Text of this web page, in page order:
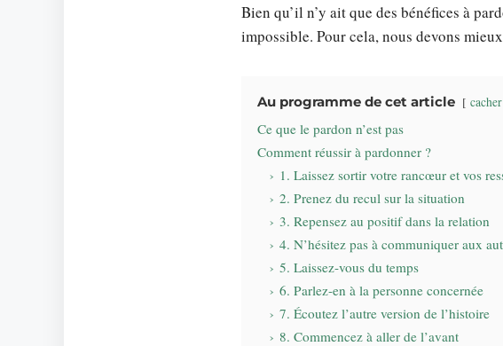
Bien qu’il n’y ait que des bénéfices à
impossible. Pour cela, nous devons
Au programme de cet article cacher
Ce que le pardon n’est pas
Comment réussir à pardonner ?
1. Laissez sortir votre rancœur et vos
2. Prenez du recul sur la situation
3. Repensez au positif dans la relation
4. N’hésitez pas à communiquer aux
5. Laissez-vous du temps
6. Parlez-en à la personne concernée
7. Écoutez l’autre version de l’histoire
8. Commencez à aller de l’avant